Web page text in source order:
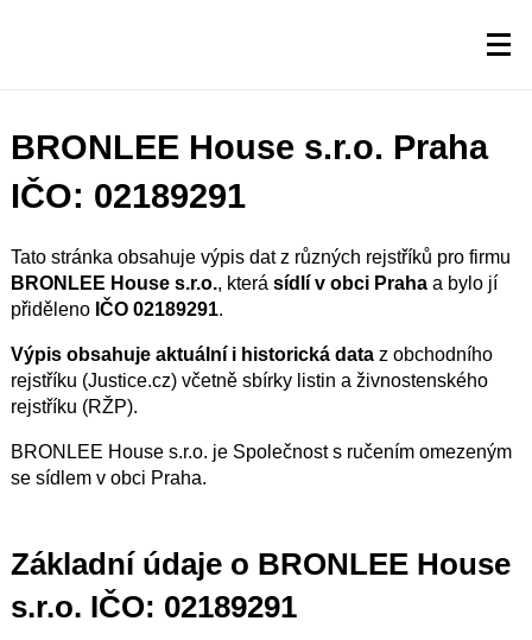
BRONLEE House s.r.o. Praha
IČO: 02189291
Tato stránka obsahuje výpis dat z různých rejstříků pro firmu
BRONLEE House s.r.o., která sídlí v obci Prahaa bylo jí
přiděleno IČO 02189291.
Výpis obsahuje aktuální i historická dataz obchodního
rejstříku (Justice.cz) včetně sbírky listin a živnostenského
rejstříku (RŽP).
BRONLEE House s.r.o. je Společnost s ručením omezeným
se sídlem v obci Praha.
Základní údaje o BRONLEE House
s.r.o. IČO: 02189291